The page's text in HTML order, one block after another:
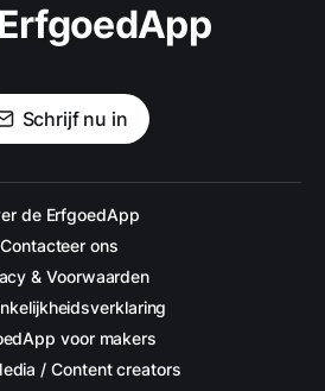
Schrijf nu in
de ErfgoedApp
Contacteer ons
& Voorwaarden
voor makers
/ Content creators